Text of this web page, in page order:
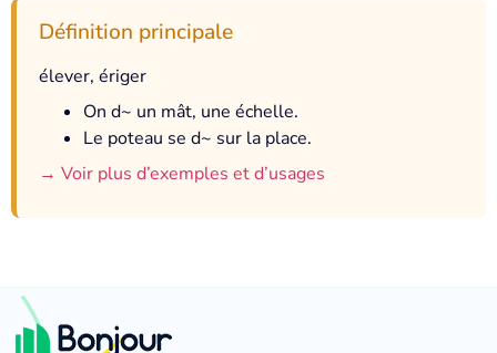
Définition principale
élever, ériger
On d~ un mât, une échelle.
Le poteau se d~ sur la place.
→ Voir plus d’exemples et d’usages